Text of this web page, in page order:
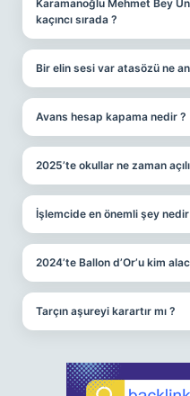
Karamanoğlu Mehmet Bey
kaçıncı sırada ?
Bir elin sesi var atasözü ne
Avans hesap kapama nedir ?
2025’te okullar ne zaman
İşlemcide en önemli şey nedir
2024’te Ballon d’Or’u kim
Tarçın aşureyi karartır mı ?